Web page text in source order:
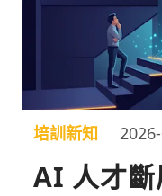
培訓新知
AI 人才斷